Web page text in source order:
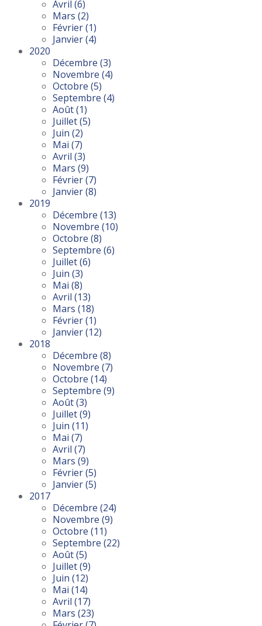
Avril (6)
Mars (2)
Février(1)
Janvier(4)
2020
Décembre (3)
Novembre (4)
Octobre (5)
Septembre (4)
Août(1)
Juillet(5)
Juin (2)
Mai (7)
Avril (3)
Mars (9)
Février(7)
Janvier(8)
2019
Décembre (13)
Novembre (10)
Octobre (8)
Septembre (6)
Juillet(6)
Juin (3)
Mai (8)
Avril (13)
Mars (18)
Février(1)
Janvier(12)
2018
Décembre (8)
Novembre (7)
Octobre (14)
Septembre (9)
Août(3)
Juillet(9)
Juin (11)
Mai (7)
Avril (7)
Mars (9)
Février(5)
Janvier(5)
2017
Décembre (24)
Novembre (9)
Octobre (11)
Septembre (22)
Août(5)
Juillet(9)
Juin (12)
Mai (14)
Avril (17)
Mars (23)